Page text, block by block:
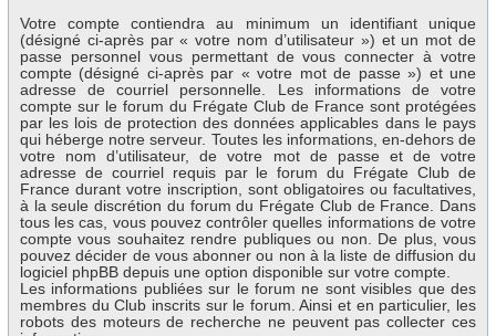
Votre compte contiendra au minimum un identifiant unique
(désigné ci-après par « votre nom d’utilisateur ») et un mot de
passe personnel vous permettant de vous connecter à votre
compte (désigné ci-après par « votre mot de passe ») et une
adresse de courriel personnelle. Les informations de votre
compte sur le forum du Frégate Club de France sont protégées
par les lois de protection des données applicables dans le pays
qui héberge notre serveur. Toutes les informations, en-dehors de
votre nom d’utilisateur, de votre mot de passe et de votre
adresse de courriel requis par le forum du Frégate Club de
France durant votre inscription, sont obligatoires ou facultatives,
à la seule discrétion du forum du Frégate Club de France. Dans
tous les cas, vous pouvez contrôler quelles informations de votre
compte vous souhaitez rendre publiques ou non. De plus, vous
pouvez décider de vous abonner ou non à la liste de diffusion du
logiciel phpBB depuis une option disponible sur votre compte.
Les informations publiées sur le forum ne sont visibles que des
membres du Club inscrits sur le forum. Ainsi et en particulier, les
robots des moteurs de recherche ne peuvent pas collecter ces